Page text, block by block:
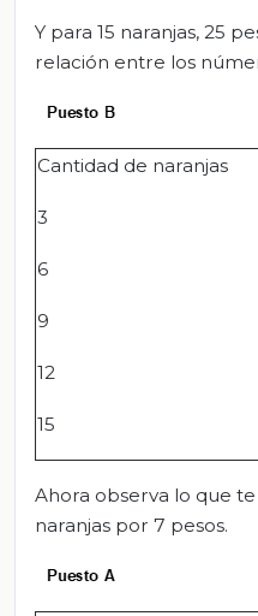
Y para 15 naranjas, 25
relación entre los
Cantidad de naranjas
3
6
9
12
15
Ahora observa lo que
naranjas por 7 pesos.